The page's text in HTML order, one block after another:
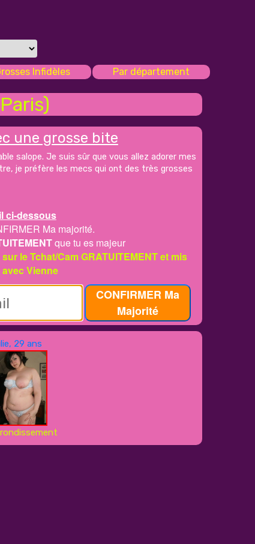
Infidèles Par département
une grosse bite
salope. Je suis sûr que vous allez adorer mes
je préfère les mecs qui ont des très grosses
ci-dessous
Ma majorité.
que tu es majeur
le Tchat/Cam GRATUITEMENT et mis
Vienne
CONFIRMER Ma
Majorité
29 ans